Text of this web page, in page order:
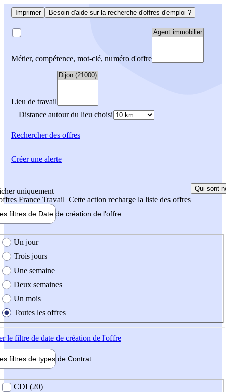
Imprimer Besoin d'aide sur la recherche d'offres d'emploi ?
Métier, compétence, mot-clé, numéro d'offre
Lieu de travail
Distance autour du lieu choisi
Rechercherdes offres
uniquement
France Travail Cette action recharge la liste des offres
Qui sont
filtres de Date de création de l'offre
création de l'offre
Un jour
Trois jours
Une semaine
Deux semaines
Un mois
Toutes les offres
le filtre de date de création de l'offre
filtres de types de Contrat
contrat
CDI (20)
Créer une alerte